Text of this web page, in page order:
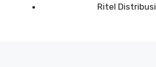
Ritel Distribusi